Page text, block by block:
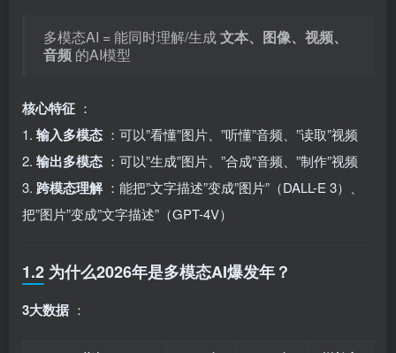
多模态AI = 能同时理解/生成文本、图像、视频、
音频 的AI模型
核心特征 ：
1. 输入多模态 ：可以”看懂”图片、”听懂”音频、”读取”视频
2. 输出多模态 ：可以”生成”图片、”合成”音频、”制作”视频
3. 跨模态理解 ：能把”文字描述”变成”图片”（DALL-E 3）、
把”图片”变成”文字描述”（GPT-4V）
1.2 为什么2026年是多模态AI爆发年？
3大数据 ：